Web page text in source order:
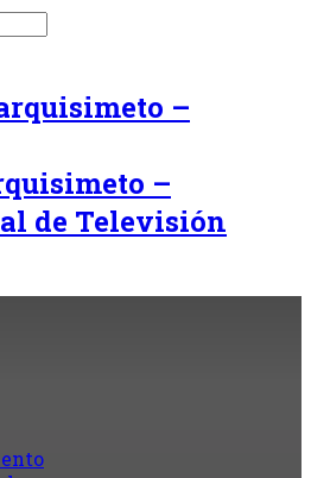
–
de Televisión